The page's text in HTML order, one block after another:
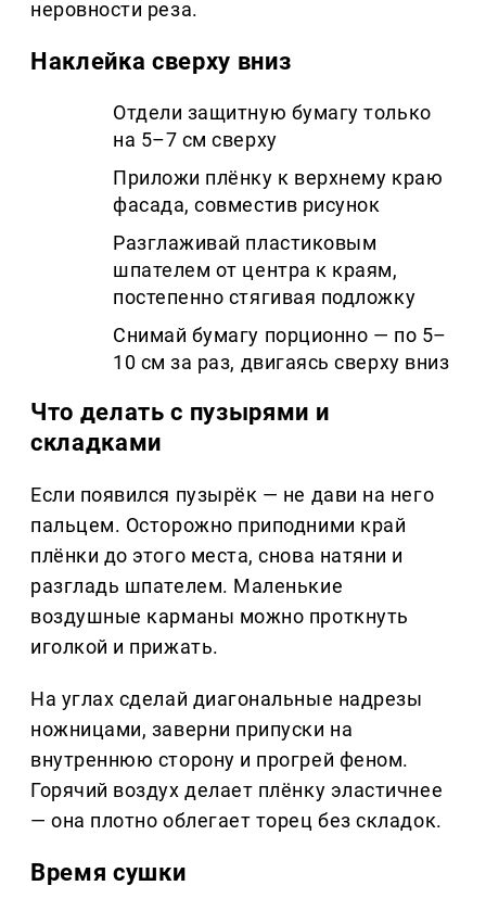
неровности реза.
Наклейка сверху вниз
Отдели защитную бумагу только
на 5–7 см сверху
Приложи плёнку к верхнему краю
фасада, совместив рисунок
Разглаживай пластиковым
шпателем от центра к краям,
постепенно стягивая подложку
Снимай бумагу порционно — по 5–
10 см за раз, двигаясь сверху вниз
Что делать с пузырями и
складками
Если появился пузырёк — не дави на него
пальцем. Осторожно приподними край
плёнки до этого места, снова натяни и
разгладь шпателем. Маленькие
воздушные карманы можно проткнуть
иголкой и прижать.
На углах сделай диагональные надрезы
ножницами, заверни припуски на
внутреннюю сторону и прогрей феном.
Горячий воздух делает плёнку эластичнее
— она плотно облегает торец без складок.
Время сушки